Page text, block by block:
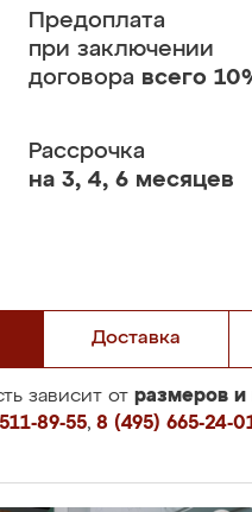
Предоплата
при заключении
договора всего
Рассрочка
на 3, 4, 6 месяцев
Доставка
зависит от размеров и
89-55, 8 (495) 665-24-